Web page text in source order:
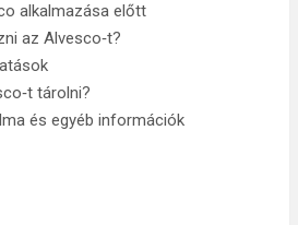
alkalmazása előtt
az Alvesco‑t?
tárolni?
és egyéb információk